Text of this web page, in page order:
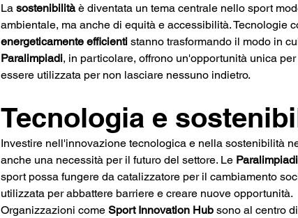
La sostenibilità è diventata un tema centrale nello sport
ambientale, ma anche di equità e accessibilità. Tecnologie
energeticamente efficienti stanno trasformando il modo in
Paralimpiadi, in particolare, offrono un'opportunità unica
essere utilizzata per non lasciare nessuno indietro.
Tecnologia e
Investire nell'innovazione tecnologica e nella sostenibilità
anche una necessità per il futuro del settore. Le Paralimpiadi
sport possa fungere da catalizzatore per il cambiamento
utilizzata per abbattere barriere e creare nuove opportunità.
Organizzazioni come Sport Innovation Hub sono al centro